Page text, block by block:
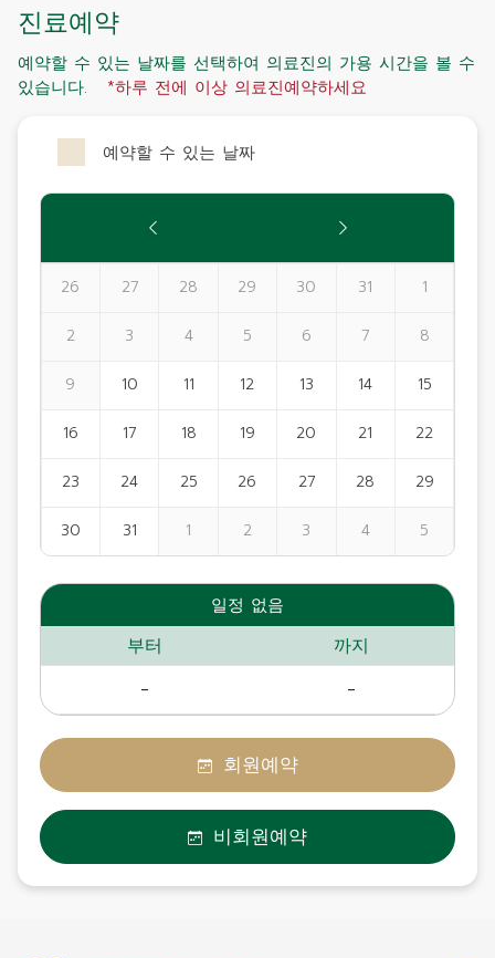
진료예약
예약할 수 있는 날짜를 선택하여 의료진의 가용 시간을 볼 수
있습니다.
*하루 전에 이상 의료진예약하세요
예약할 수 있는 날짜
26 27 28 29 30 31 1
2 3 4 5 6 7 8
9 10 11 12 13 14 15
16 17 18 19 20 21 22
23 24 25 26 27 28 29
30 31 1 2 3 4 5
일정 없음
부터 까지
- -
회원예약
비회원예약